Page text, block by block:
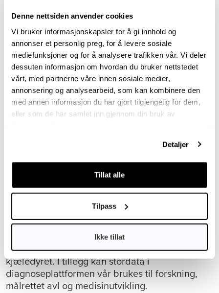
Denne nettsiden anvender cookies
Vi bruker informasjonskapsler for å gi innhold og
annonser et personlig preg, for å levere sosiale
mediefunksjoner og for å analysere trafikken vår. Vi deler
dessuten informasjon om hvordan du bruker nettstedet
vårt, med partnerne våre innen sosiale medier,
annonsering og analysearbeid, som kan kombinere den
med annen informasjon du har gjort tilgjengelig for dem,
eller som de har samlet inn gjennom din bruk av
Detaljer
Tillat alle
Tilpass
Ikke tillat
Når var siste vaksine - og hvilken var det?
Når hadde den sist ørebetennelse?
Hva veide dyret ditt i fjor? Legg inn vekt i vektmodulen
for å følge med.
Diagnosetrender fra databasen gir innsikt
i dyrehelsen for alle dyr i Norge
Når våkner huggormen, hva med flåtten?
kennelhoste i din hjemby? Hvor stor er
forekomsten av diabetes hos katt? Hva er
vanlige sykdommer hunder over 7 år får?
Alle disse spørsmålene kan DyreIDs
Helseregister besvare da helse- og
diagnosedata kan filtreres på tidsperiode,
geografi, art, rase og alder. Dette bidrar til større
innsikt i dyrehelse som gjør at dyreeier og
veterinær kan ta forebyggende grep for
kjæledyret. I tillegg kan stordata i
diagnoseplattformen vår brukes til forskning,
målrettet avl og medisinutvikling.